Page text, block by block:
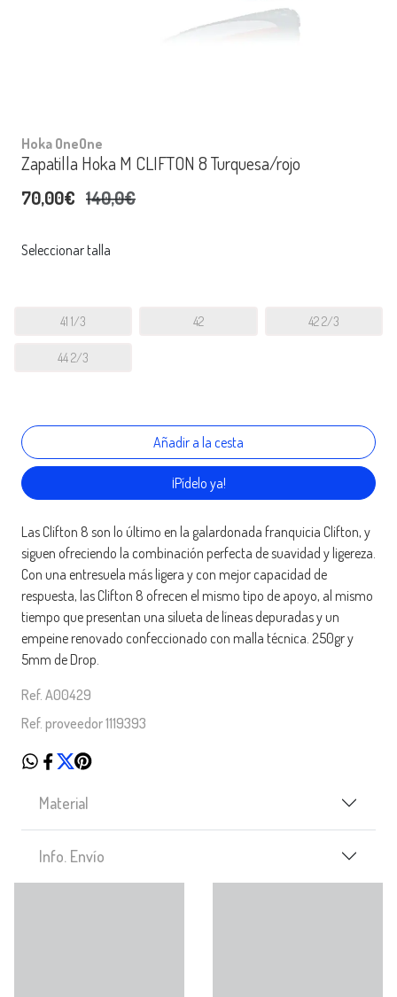
Hoka OneOne
Zapatilla Hoka M CLIFTON 8 Turquesa/rojo
70,00€ 140,0€
Seleccionar talla
41 1/3 42 42 2/3
44 2/3
¡Pídelo ya!
Las Clifton 8 son lo último en la galardonada franquicia Clifton, y
siguen ofreciendo la combinación perfecta de suavidad y ligereza.
Con una entresuela más ligera y con mejor capacidad de
respuesta, las Clifton 8 ofrecen el mismo tipo de apoyo, al mismo
tiempo que presentan una silueta de líneas depuradas y un
empeine renovado confeccionado con malla técnica. 250gr y
5mm de Drop.
Ref. A00429
Ref. proveedor 1119393
Material
Info. Envío